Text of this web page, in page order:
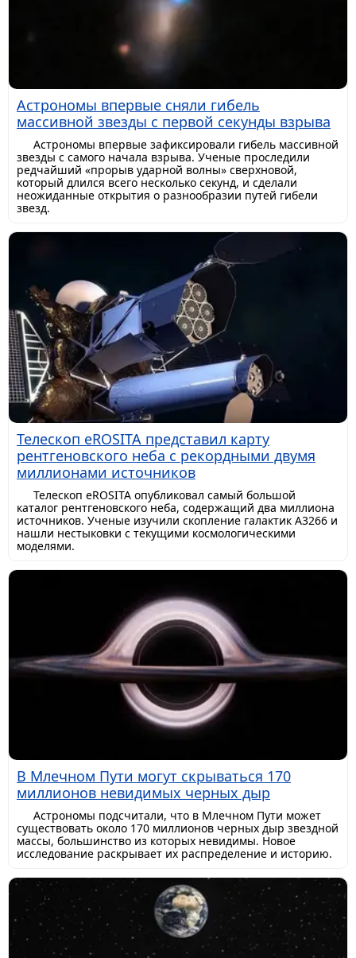
Астрономы впервые сняли гибель
массивной звезды с первой секунды взрыва
Астрономы впервые зафиксировали гибель массивной
звезды с самого начала взрыва. Ученые проследили
редчайший «прорыв ударной волны» сверхновой,
который длился всего несколько секунд, и сделали
неожиданные открытия о разнообразии путей гибели
звезд.
Телескоп eROSITA представил карту
рентгеновского неба с рекордными двумя
миллионами источников
Телескоп eROSITA опубликовал самый большой
каталог рентгеновского неба, содержащий два миллиона
источников. Ученые изучили скопление галактик A3266 и
нашли нестыковки с текущими космологическими
моделями.
В Млечном Пути могут скрываться 170
миллионов невидимых черных дыр
Астрономы подсчитали, что в Млечном Пути может
существовать около 170 миллионов черных дыр звездной
массы, большинство из которых невидимы. Новое
исследование раскрывает их распределение и историю.